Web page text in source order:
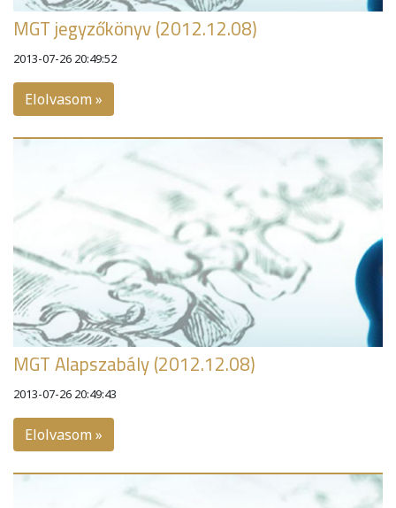
MGT jegyzőkönyv (2012.12.08)
2013-07-26 20:49:52
Elolvasom »
MGT Alapszabály (2012.12.08)
2013-07-26 20:49:43
Elolvasom »